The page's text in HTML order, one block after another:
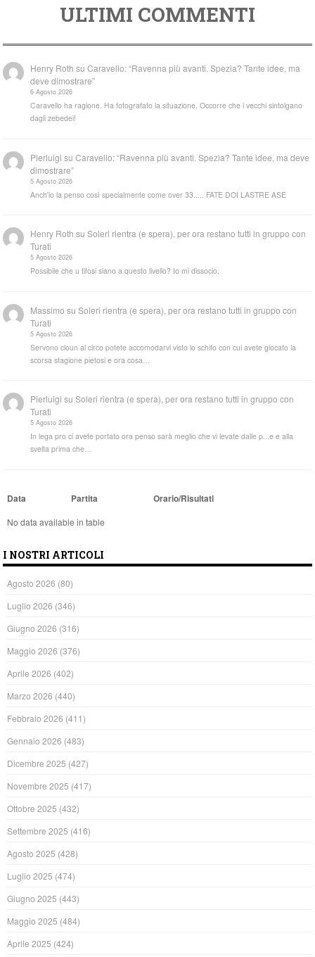
ULTIMI COMMENTI
Henry Roth suCaravello: “Ravenna più avanti. Spezia? Tante idee, ma
deve dimostrare”
6 Agosto 2026
Caravello ha ragione. Ha fotografato la situazione. Occorre che i vecchi sintolgano
dagli zebedei!
Pierluigi suCaravello: “Ravenna più avanti. Spezia? Tante idee, ma deve
dimostrare”
5 Agosto 2026
Anch'io la penso così specialmente come over 33..... FATE DOI LASTRE ASE
Henry Roth suSoleri rientra (e spera), per ora restano tutti in gruppo con
Turati
5 Agosto 2026
Possibile che u tifosi siano a questo livello? Io mi dissocio.
Massimo suSoleri rientra (e spera), per ora restano tutti in gruppo con
Turati
5 Agosto 2026
Servono cloun al circo potete accomodarvi visto lo schifo con cui avete giocato la
scorsa stagione pietosi e ora cosa…
Pierluigi suSoleri rientra (e spera), per ora restano tutti in gruppo con
Turati
5 Agosto 2026
In lega pro ci avete portato ora penso sarà meglio che vi levate dalle p...e e alla
svelta prima che…
Data Partita Orario/Risultati
No data available in table
I NOSTRI ARTICOLI
Agosto 2026 (80)
Luglio 2026 (346)
Giugno 2026 (316)
Maggio 2026 (376)
Aprile 2026 (402)
Marzo 2026 (440)
Febbraio 2026 (411)
Gennaio 2026 (483)
Dicembre 2025 (427)
Novembre 2025 (417)
Ottobre 2025 (432)
Settembre 2025 (416)
Agosto 2025 (428)
Luglio 2025 (474)
Giugno 2025 (443)
Maggio 2025 (484)
Aprile 2025 (424)